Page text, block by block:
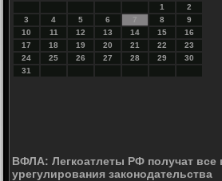
1
2
3
4 5 6 7 8
9
10
11 12 13 14 15
16
17
18 19 20 21 22
23
24
25 26 27 28 29
30
31
ВФЛА: Легкоатлеты РФ получат
урегулирования законодательства